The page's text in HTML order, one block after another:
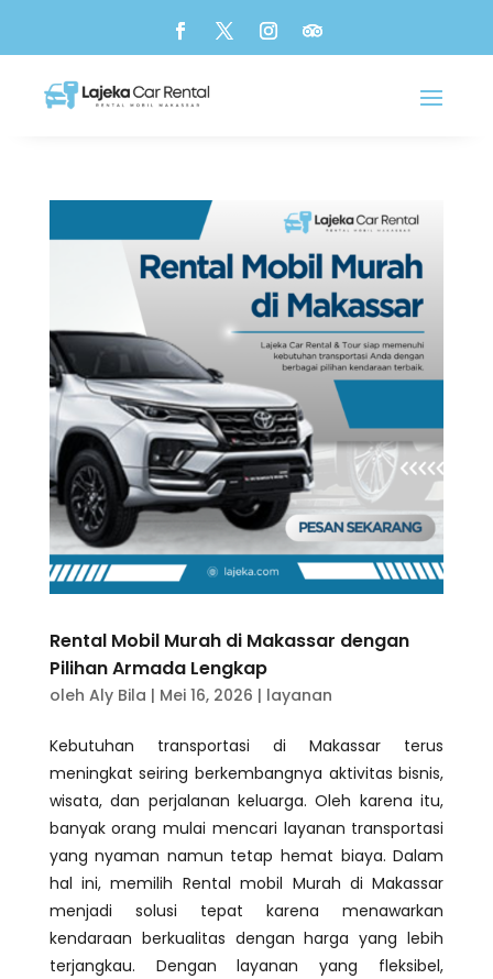
Rental Mobil Murah di Makassar dengan
Pilihan Armada Lengkap
oleh Aly Bila | Mei 16, 2026 | layanan
Kebutuhan transportasi di Makassar terus
meningkat seiring berkembangnya aktivitas bisnis,
wisata, dan perjalanan keluarga. Oleh karena itu,
banyak orang mulai mencari layanan transportasi
yang nyaman namun tetap hemat biaya. Dalam
hal ini, memilih Rental mobil Murah di Makassar
menjadi solusi tepat karena menawarkan
kendaraan berkualitas dengan harga yang lebih
terjangkau. Dengan layanan yang fleksibel,